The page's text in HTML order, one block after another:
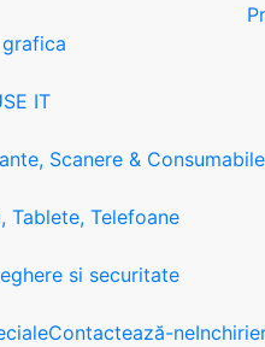
IT
Scanere & Consumabile
Tablete, Telefoane
si securitate
Contactează-ne